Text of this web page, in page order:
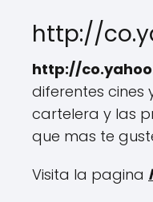
http://
http://
diferentes cines
cartelera y las
que mas te
Visita la pagina